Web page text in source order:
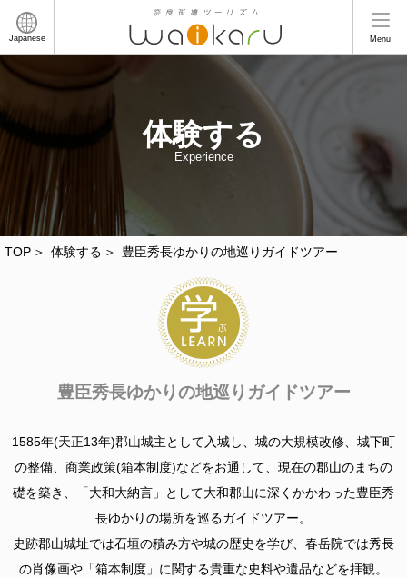
Japanese Menu
体験する
Experience
TOP 体験する 豊臣秀長ゆかりの地巡りガイドツアー
豊臣秀長ゆかりの地巡りガイドツアー
1585年(天正13年)郡山城主として入城し、城の大規模改修、城下町
の整備、商業政策(箱本制度)などをお通して、現在の郡山のまちの
礎を築き、「大和大納言」として大和郡山に深くかかわった豊臣秀
長ゆかりの場所を巡るガイドツアー。
史跡郡山城址では石垣の積み方や城の歴史を学び、春岳院では秀長
の肖像画や「箱本制度」に関する貴重な史料や遺品などを拝観。